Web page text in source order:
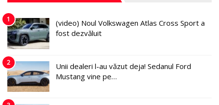
1
(video) Noul Volkswagen Atlas Cross Sport a
fost dezvăluit
2
Unii dealeri l-au văzut deja! Sedanul Ford
Mustang vine pe…